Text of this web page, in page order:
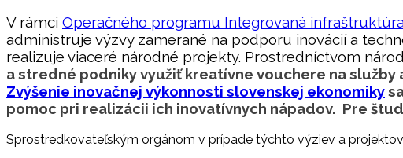
V rámci Operačného programu Integrovaná
administruje výzvy zamerané na podporu inovácií a
realizuje viaceré národné projekty. Prostredníctvom
a stredné podniky využiť kreatívne vouchere na
Zvýšenie inovačnej výkonnosti slovenskej ekonomiky
pomoc pri realizácii ich inovatívnych nápadov. Pre
Sprostredkovateľským orgánom v prípade týchto výziev a